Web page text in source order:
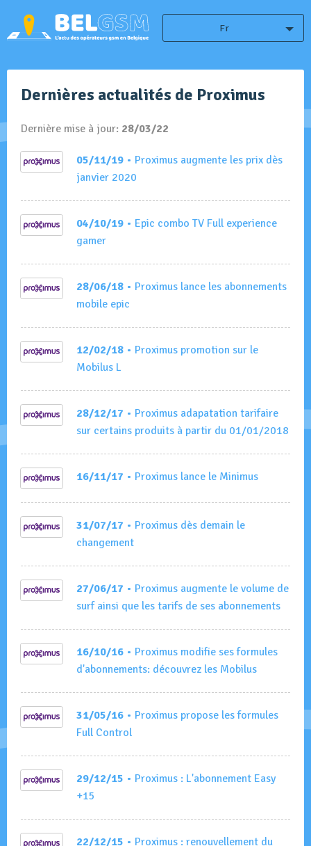
Fr
Dernières actualités de Proximus
Dernière mise à jour: 28/03/22
05/11/19 • Proximus augmente les prix dès
janvier 2020
04/10/19 • Epic combo TV Full experience
gamer
28/06/18 • Proximus lance les abonnements
mobile epic
12/02/18 • Proximus promotion sur le
Mobilus L
28/12/17 • Proximus adapatation tarifaire
sur certains produits à partir du 01/01/2018
16/11/17 • Proximus lance le Minimus
31/07/17 • Proximus dès demain le
changement
27/06/17 • Proximus augmente le volume de
surf ainsi que les tarifs de ses abonnements
16/10/16 • Proximus modifie ses formules
d'abonnements: découvrez les Mobilus
31/05/16 • Proximus propose les formules
Full Control
29/12/15 • Proximus : L'abonnement Easy
+15
22/12/15 • Proximus : renouvellement du